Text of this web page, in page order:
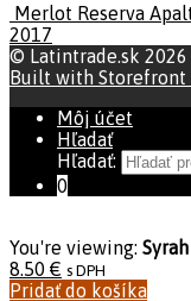
Merlot Reserva
2017
© Latintrade.sk 2026
Built with Storefront
Môj účet
Hľadať
Hľadať:
0
You're viewing:
8.50 € s DPH
Pridať do košíka